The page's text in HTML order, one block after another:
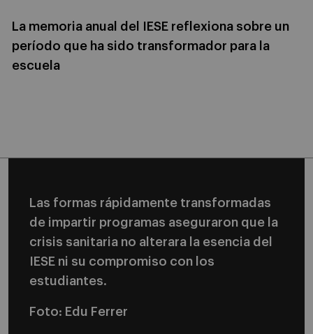
La memoria anual del IESE reflexiona sobre un
período que ha sido transformador para la
escuela
Las formas rápidamente transformadas
de impartir programas aseguraron que la
crisis sanitaria no alterara la esencia del
IESE ni su compromiso con los
estudiantes.
Foto: Edu Ferrer